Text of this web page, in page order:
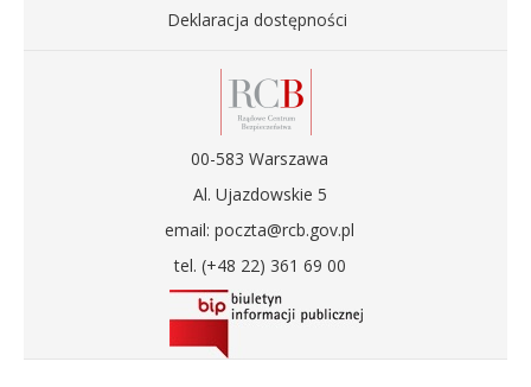
Deklaracja dostępności
00-583 Warszawa
Al. Ujazdowskie 5
email: poczta@rcb.gov.pl
tel. (+48 22) 361 69 00